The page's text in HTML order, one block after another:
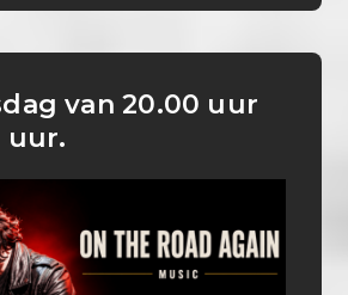
van 20.00 uur
uur.